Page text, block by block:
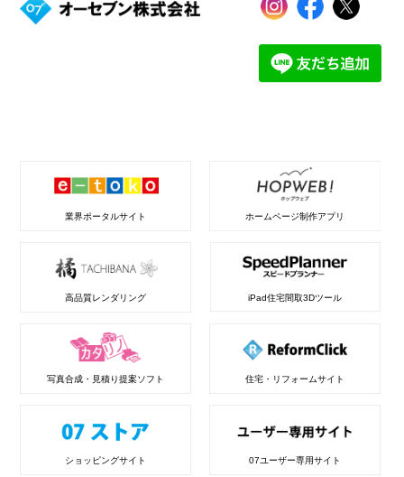
業界ポータルサイト ホームページ制作アプリ
高品質レンダリング iPad住宅間取3Dツール
写真合成・見積り提案ソフト 住宅・リフォームサイト
ショッピングサイト 07ユーザー専用サイト